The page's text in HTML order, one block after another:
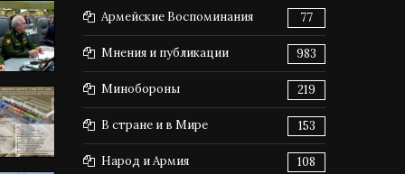
Армейские Воспоминания 77
Мнения и публикации 983
Минобороны 219
В стране и в Мире 153
Народ и Армия 108